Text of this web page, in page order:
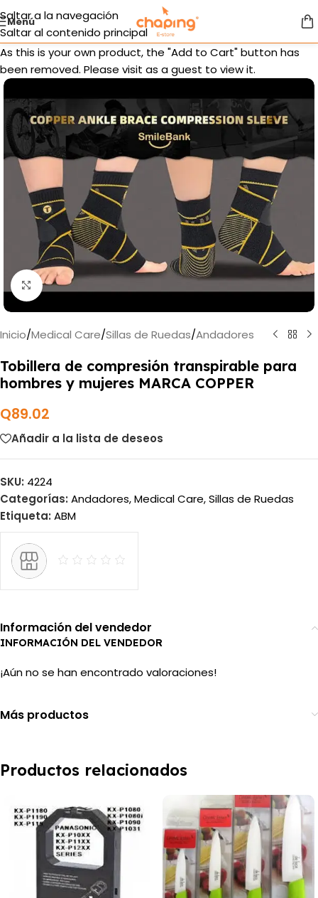
Saltar a la navegación
Saltar al contenido principal
Menú
As this is your own product, the "Add to Cart" button has
been removed. Please visit as a guest to view it.
Haga clic para ampliar
Inicio/Medical Care/Sillas de Ruedas/Andadores
Tobillera de compresión transpirable para
hombres y mujeres MARCA COPPER
Q89.02
Añadir a la lista de deseos
SKU: 4224
Categorías: Andadores,Medical Care,Sillas de Ruedas
Etiqueta: ABM
Información del vendedor
INFORMACIÓN DEL VENDEDOR
¡Aún no se han encontrado valoraciones!
Más productos
Productos relacionados